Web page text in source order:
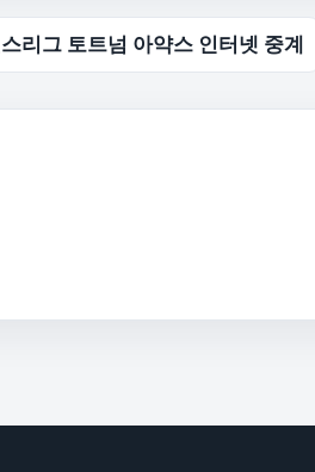
리그 토트넘 아약스 인터넷 중계